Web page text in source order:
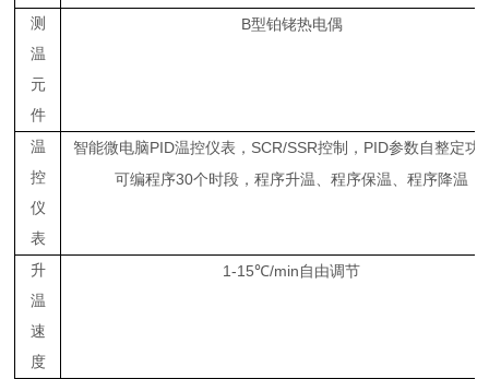
测
温
元
件
B型铂铑热电偶
温
控
仪
表
智能微电脑PID温控仪表， SCR/SSR控制， PID参数自整定功
可编程序30个时段，程序升温、程序保温、程序降温
升
温
速
度
1-15℃/min 自由调节